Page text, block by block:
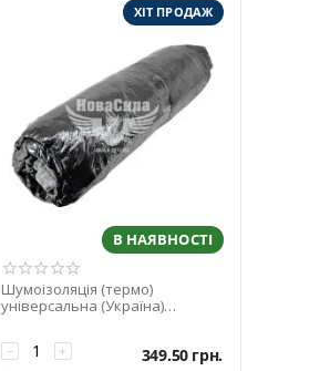
ХІТ ПРОДАЖ
В НАЯВНОСТІ
Шумоізоляція (термо)
універсальна (Україна)
+
− 349.50 грн.